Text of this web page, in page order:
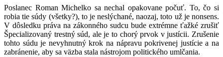
Poslanec Roman Michelko sa nechal opakovane počuť. To, čo si
robia tie súdy (všetky?), to je neslýchané, naozaj, toto už je nonsens.
V dôsledku práva na zákonného sudcu bude extrémne ťažké zrušiť
Špecializovaný trestný súd, ale je to chorý prvok v justícii. Zrušenie
tohto súdu je nevyhnutný krok na nápravu pokrivenej justície a na
zabránenie, aby sa väzba stala nástrojom politického umlčania.